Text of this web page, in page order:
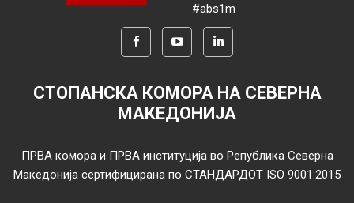
#abs1m
СТОПАНСКА КОМОРА НА СЕВЕРНА
МАКЕДОНИЈА
ПРВА комора и ПРВА институција во Република Северна
Македонија сертифицирана по СТАНДАРДОТ ISO 9001:2015